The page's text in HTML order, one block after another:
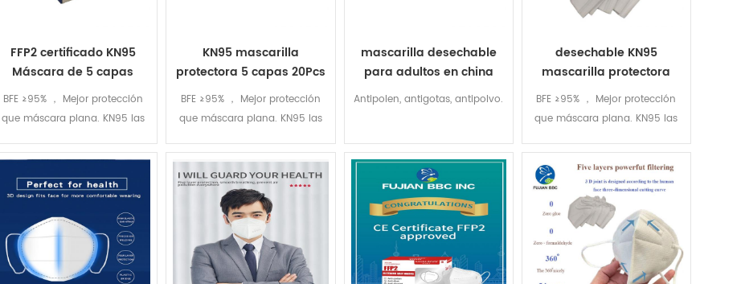
FFP2 certificado KN95
Máscara de 5 capas
20Pcs en fabricante de
cajas en china
BFE ≥95% ， Mejor protección
que máscara plana. KN95 las
en inglés con cinco capas de
FFP2 certificado
KN95 mascarilla
protectora 5 capas 20Pcs
en fabricante de cajas en
china
BFE ≥95% ， Mejor protección
que máscara plana. KN95 las
en inglés con cinco capas de
FFP2 certificado
mascarilla desechable
para adultos en china
Antipolen, antigotas, antipolvo.
desechable KN95
mascarilla protectora
20Pcs en cajas
BFE ≥95% ， Mejor protección
que máscara plana. KN95 las
en inglés con cinco capas de
FFP2 certificado